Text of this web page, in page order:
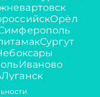
Орёл
Сургут
Иваново
Луганск